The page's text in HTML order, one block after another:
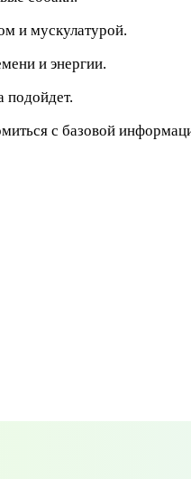
и мускулатурой.
и энергии.
подойдет.
с базовой